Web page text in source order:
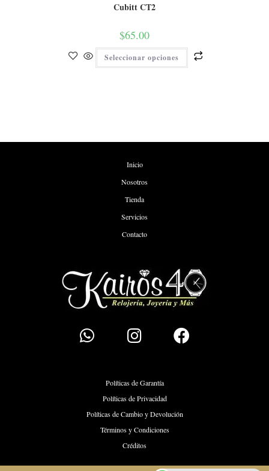
Cubitt CT2
$65.00
Seleccionar opciones
Inicio
Nosotros
Tienda
Servicios
Contacto
Políticas de Garantía
Políticas de Privacidad
Políticas de Cambio y Devolución
Términos y Condiciones
Créditos